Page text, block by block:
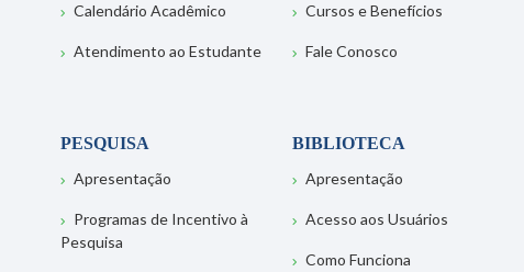
Calendário Acadêmico
Atendimento ao Estudante
Cursos e Benefícios
Fale Conosco
PESQUISA
Apresentação
Programas de Incentivo à
Pesquisa
BIBLIOTECA
Apresentação
Acesso aos Usuários
Como Funciona